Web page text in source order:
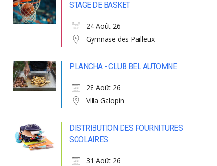
STAGE DE BASKET
24 Août 26
Gymnase des Pailleux
PLANCHA - CLUB BEL AUTOMNE
28 Août 26
Villa Galopin
DISTRIBUTION DES FOURNITURES
SCOLAIRES
31 Août 26